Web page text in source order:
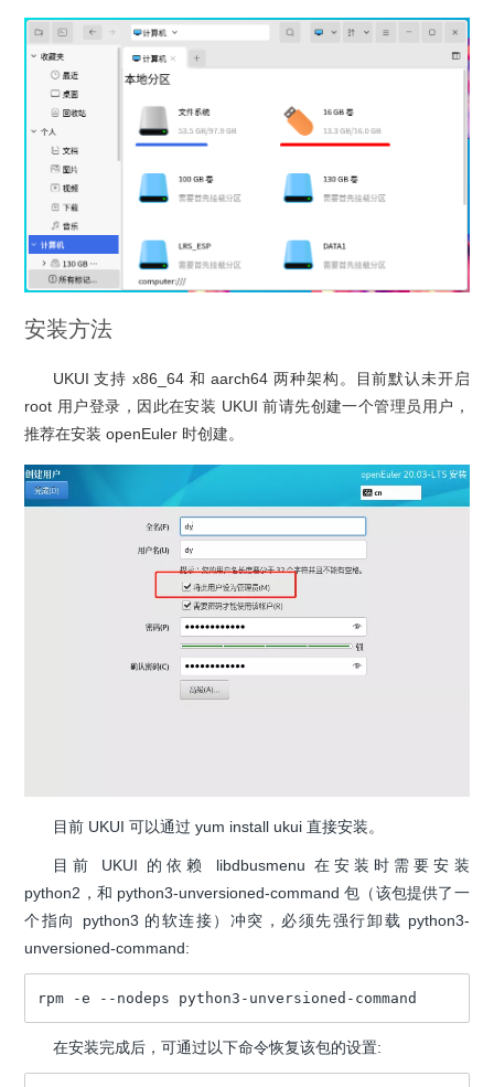
安装方法
UKUI 支持 x86_64 和 aarch64 两种架构。目前默认未开启
root 用户登录，因此在安装 UKUI 前请先创建一个管理员用户，
推荐在安装 openEuler 时创建。
目前 UKUI 可以通过 yum install ukui 直接安装。
目前 UKUI 的依赖 libdbusmenu 在安装时需要安装
python2，和 python3-unversioned-command 包（该包提供了一
个指向 python3 的软连接）冲突，必须先强行卸载 python3-
unversioned-command:
rpm -e --nodeps python3-unversioned-command
在安装完成后，可通过以下命令恢复该包的设置: